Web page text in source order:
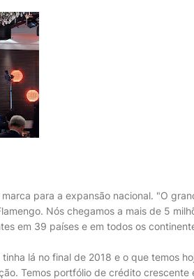
para a expansão nacional. "O
Nós chegamos a mais de 5
em 39 países e em todos os
lá no final de 2018 e o que temos
Temos portfólio de crédito crescente